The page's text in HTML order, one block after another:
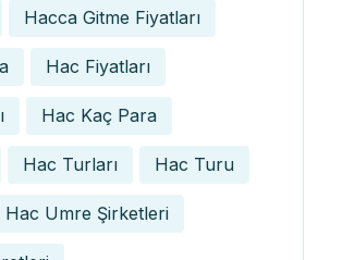
Hacca Gitme Fiyatları
Hac Fiyatları
Hac Kaç Para
Hac Turları Hac Turu
Hac Umre Şirketleri